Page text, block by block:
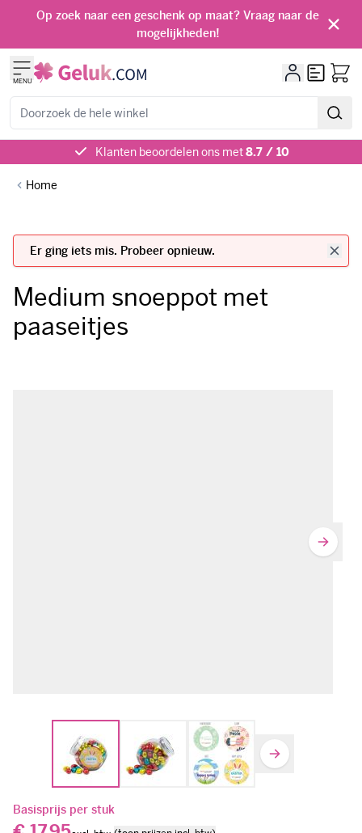
Ga naar de inhoud
Op zoek naar een geschenk op maat? Vraag naar de
mogelijkheden!
MENU
Offerte
Klanten beoordelen ons met8.7 / 10
Home
Medium snoeppot met
paaseitjes
Basisprijs per stuk
€ 17,95 toon prijzen incl. btw)
Customize and add to cart